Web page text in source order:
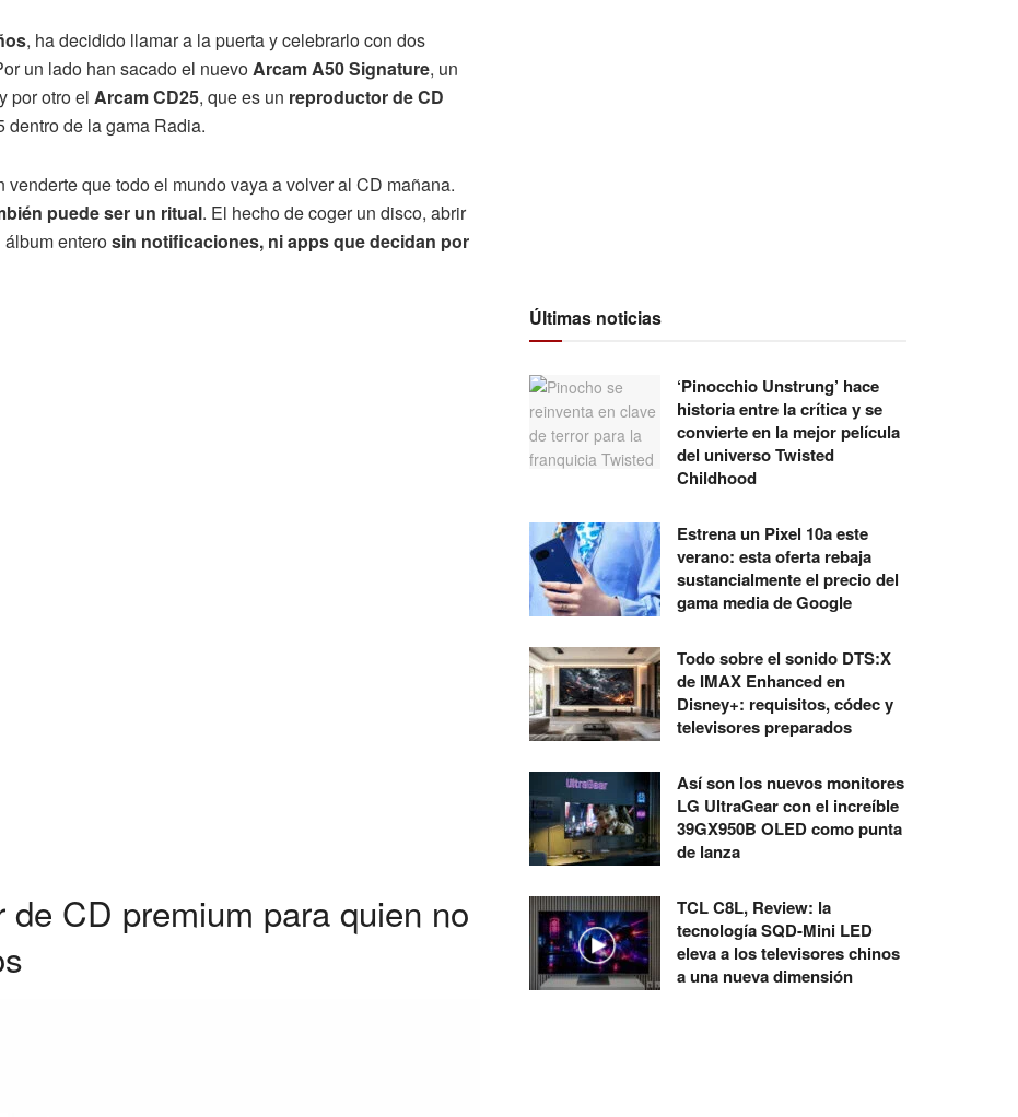
, ha decidido llamar a la puerta y celebrarlo con dos
un lado han sacado el nuevoArcam A50 Signature, un
por otro el Arcam CD25, que es un reproductor de CD
de la gama Radia.
que todo el mundo vaya a volver al CD mañana.
puede ser un ritual. El hecho de coger un disco, abrir
enterosin notificaciones, ni apps que decidan por
CD premium para quien no
Últimas noticias
‘Pinocchio Unstrung’ hace
historia entre la crítica y se
convierte en la mejor película
del universo Twisted
Childhood
Estrena un Pixel 10a este
verano: esta oferta rebaja
sustancialmente el precio del
gama media de Google
Todo sobre el sonido DTS:X
de IMAX Enhanced en
Disney+: requisitos, códec y
televisores preparados
Así son los nuevos monitores
LG UltraGear con el increíble
39GX950B OLED como punta
de lanza
TCL C8L, Review: la
tecnología SQD-Mini LED
eleva a los televisores chinos
a una nueva dimensión